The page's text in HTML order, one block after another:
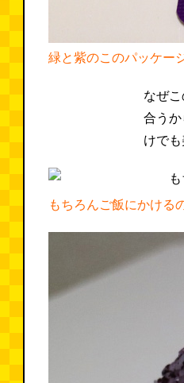
緑と紫のこのパッケー
なぜ
合う
けでも
もちろんご飯にかける